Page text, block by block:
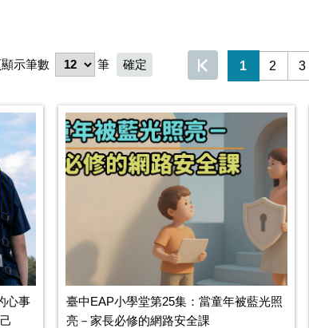
示筆數 筆 1 2 3
心事
臺中EAP小學堂第25集：當童年被藍光照
亮－家長必修的網路安全課